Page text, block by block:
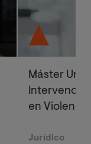
Máster
en
Jurídico